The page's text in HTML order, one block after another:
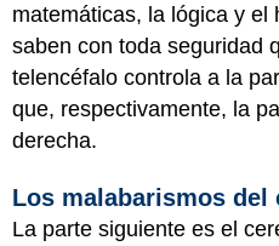
matemáticas, la lógica y el
saben con toda seguridad
telencéfalo controla a la
que, respectivamente, la
derecha.
Los malabarismos del
La parte siguiente es el